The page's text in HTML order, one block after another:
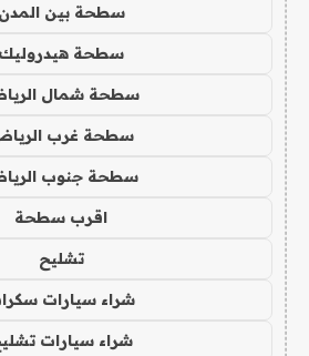
سطحة بين المدن
سطحة هيدروليك
سطحة شمال
سطحة غرب
سطحة جنوب
اقرب سطحة
تشليح
شراء سيارات
شراء سيارات